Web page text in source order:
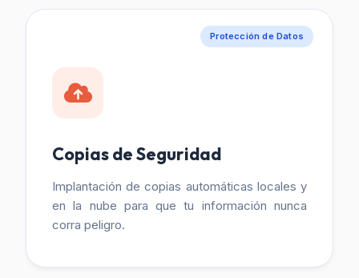
Protección de Datos
Copias de Seguridad
Implantación de copias automáticas locales y
en la nube para que tu información nunca
corra peligro.